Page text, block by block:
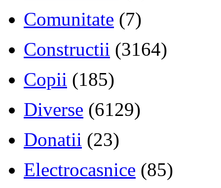
Comunitate (7)
Constructii (3164)
Copii (185)
Diverse (6129)
Donatii (23)
Electrocasnice (85)